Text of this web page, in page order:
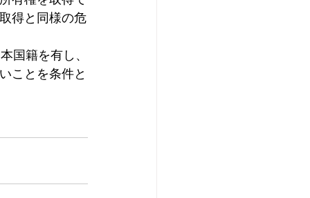
得と同様の危
国籍を有し、
ことを条件と